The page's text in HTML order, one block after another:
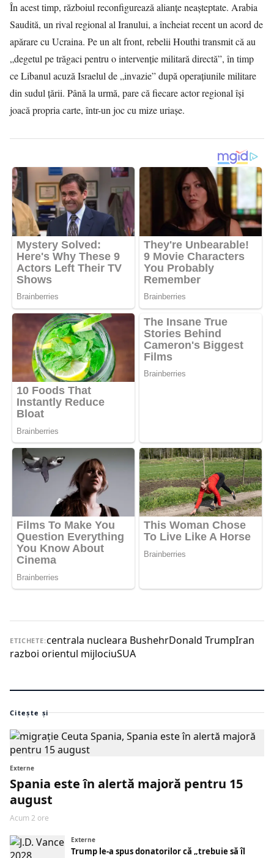
În acest timp, războiul reconfigurează alianțe neașteptate. Arabia
Saudită, un rival regional al Iranului, a încheiat recent un acord de
apărare cu Ucraina. Pe un alt front, rebelii Houthi transmit că au
„degetul pe trăgaci pentru o intervenție militară directă”, în timp
ce Libanul acuză Israelul de „invazie” după operațiunile militare
din sudul țării. Până la urmă, pare că fiecare actor regional își
joacă propria carte, într-un joc cu mize uriașe.
ETICHETE:centrala nucleara BushehrDonald TrumpIran
razboi orientul mijlociuSUA
Citește și
Externe
Spania este în alertă majoră pentru 15
august
Acum 2 ore
Externe
Trump le-a spus donatorilor că „trebuie să îl